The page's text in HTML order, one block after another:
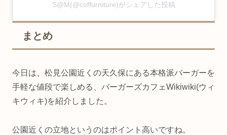
S@M(@coffurniture)がシェアした投稿
まとめ
今日は、松見公園近くの天久保にある本格派バーガーを
手軽な値段で楽しめる、バーガーズカフェWikiwiki(ウィ
キウィキ)を紹介しました。
公園近くの立地というのはポイント高いですね。